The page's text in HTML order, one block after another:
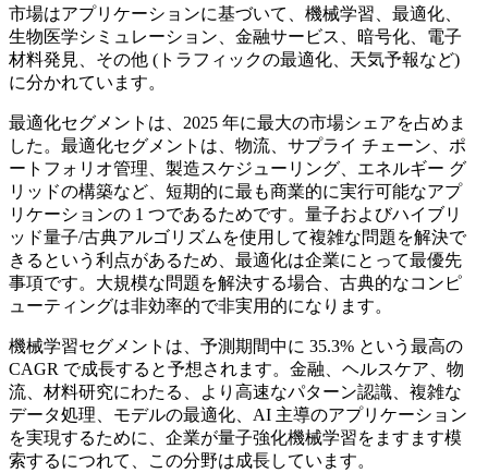
市場はアプリケーションに基づいて、機械学習、最適化、
生物医学シミュレーション、金融サービス、暗号化、電子
材料発見、その他 (トラフィックの最適化、天気予報など)
に分かれています。
最適化セグメントは、2025 年に最大の市場シェアを占めま
した。最適化セグメントは、物流、サプライ チェーン、ポ
ートフォリオ管理、製造スケジューリング、エネルギー グ
リッドの構築など、短期的に最も商業的に実行可能なアプ
リケーションの 1 つであるためです。量子およびハイブリ
ッド量子/古典アルゴリズムを使用して複雑な問題を解決で
きるという利点があるため、最適化は企業にとって最優先
事項です。大規模な問題を解決する場合、古典的なコンピ
ューティングは非効率的で非実用的になります。
機械学習セグメントは、予測期間中に 35.3% という最高の
CAGR で成長すると予想されます。金融、ヘルスケア、物
流、材料研究にわたる、より高速なパターン認識、複雑な
データ処理、モデルの最適化、AI 主導のアプリケーション
を実現するために、企業が量子強化機械学習をますます模
索するにつれて、この分野は成長しています。